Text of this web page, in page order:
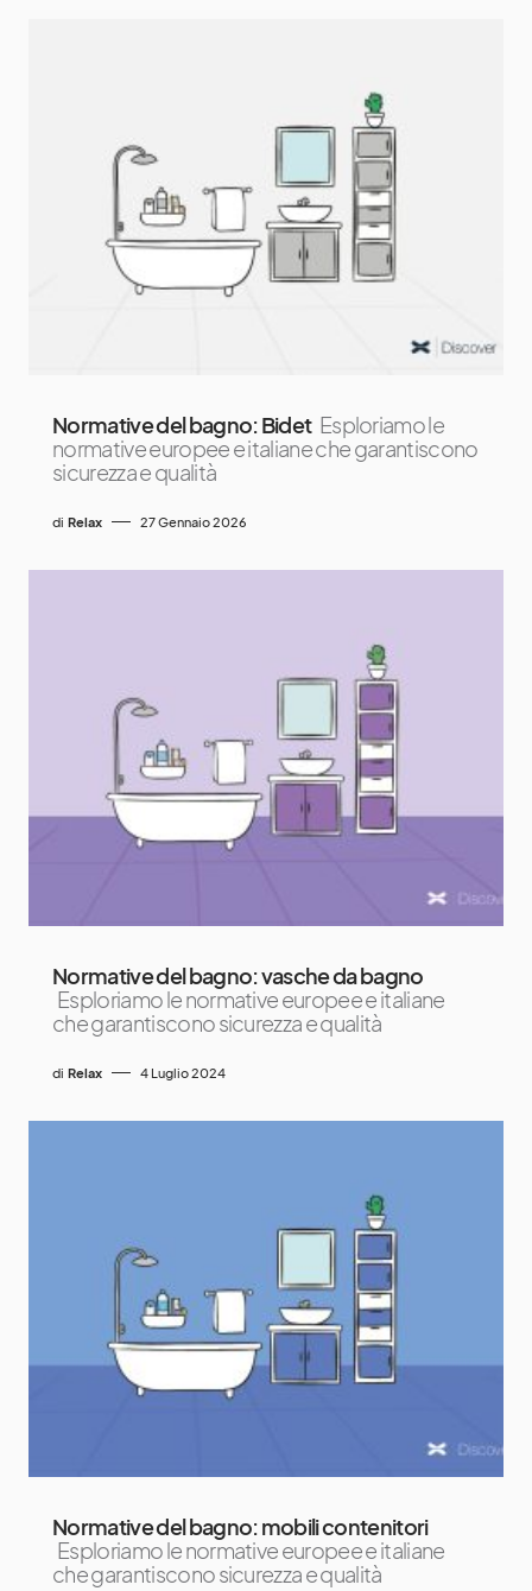
Normative del bagno: Bidet Esploriamo le
normative europee e italiane che garantiscono
sicurezza e qualità
di Relax 27 Gennaio 2026
Normative del bagno: vasche da bagno
Esploriamo le normative europee e italiane
che garantiscono sicurezza e qualità
di Relax 4 Luglio 2024
Normative del bagno: mobili contenitori
Esploriamo le normative europee e italiane
che garantiscono sicurezza e qualità